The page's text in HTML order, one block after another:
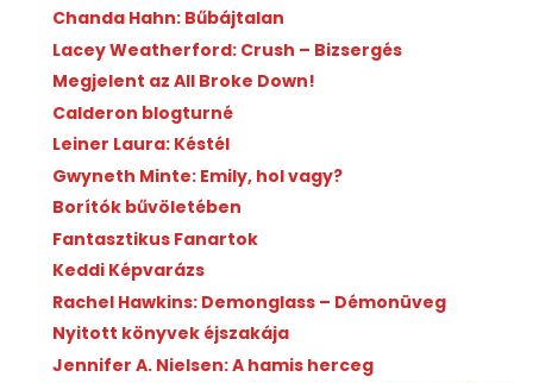
Chanda Hahn: Bűbájtalan
Lacey Weatherford: Crush – Bizsergés
Megjelent az All Broke Down!
Calderon blogturné
Leiner Laura: Késtél
Gwyneth Minte: Emily, hol vagy?
Borítók bűvöletében
Fantasztikus Fanartok
Keddi Képvarázs
Rachel Hawkins: Demonglass – Démonüveg
Nyitott könyvek éjszakája
Jennifer A. Nielsen: A hamis herceg